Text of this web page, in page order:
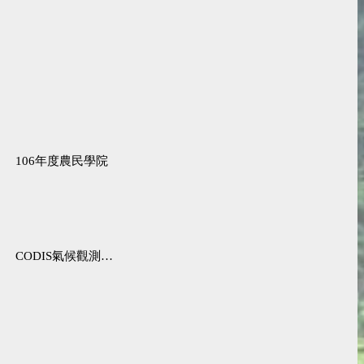
106年度農民學院
CODIS氣候觀測資料查詢服務